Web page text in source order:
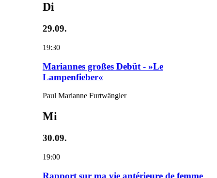
Di
29.09.
19:30
Mariannes großes Debüt - »Le
Lampenfieber«
Paul Marianne Furtwängler
Mi
30.09.
19:00
Rapport sur ma vie antérieure de femme